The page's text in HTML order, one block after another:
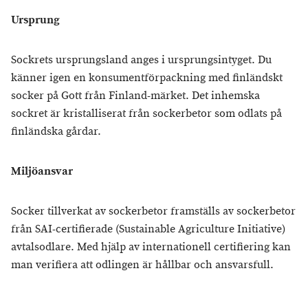
Ursprung
Sockrets ursprungsland anges i ursprungsintyget. Du
känner igen en konsumentförpackning med finländskt
socker på Gott från Finland-märket. Det inhemska
sockret är kristalliserat från sockerbetor som odlats på
finländska gårdar.
Miljöansvar
Socker tillverkat av sockerbetor framställs av sockerbetor
från SAI-certifierade (Sustainable Agriculture Initiative)
avtalsodlare. Med hjälp av internationell certifiering kan
man verifiera att odlingen är hållbar och ansvarsfull.